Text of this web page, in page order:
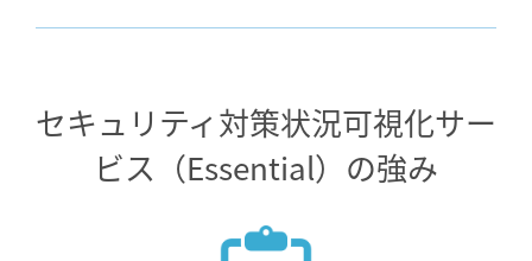
セキュリティ対策状況可視化サー
ビス（Essential）の強み